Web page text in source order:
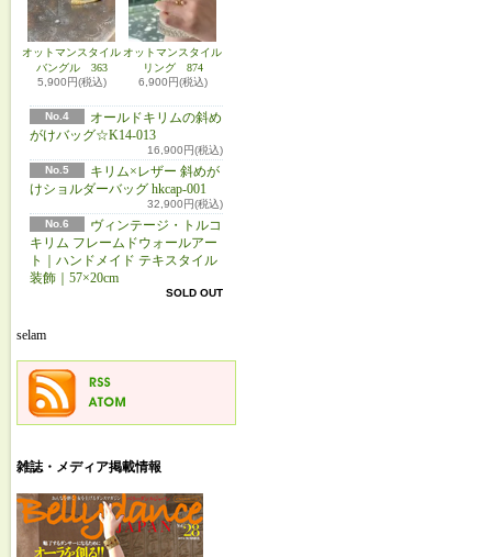
オットマンスタイル
バングル 363
5,900円(税込)
オットマンスタイル
リング 874
6,900円(税込)
No.4
オールドキリムの斜め
がけバッグ☆K14-013
16,900円(税込)
No.5
キリム×レザー 斜めが
けショルダーバッグ hkcap-001
32,900円(税込)
No.6
ヴィンテージ・トルコ
キリム フレームドウォールアー
ト｜ハンドメイド テキスタイル
装飾｜57×20cm
SOLD OUT
selam
雑誌・メディア掲載情報